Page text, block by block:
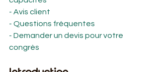
- Avis client
- Questions fréquentes
- Demander un devis pour votre
congrès